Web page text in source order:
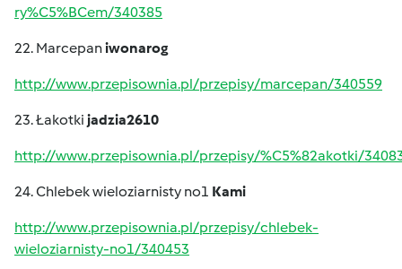
ry%C5%BCem/340385
22. Marcepaniwonarog
http://www.przepisownia.pl/przepisy/marcepan/340559
23. Łakotki jadzia2610
http://www.przepisownia.pl/przepisy/%C5%82akotki/
24. Chlebek wieloziarnisty no1 Kami
http://www.przepisownia.pl/przepisy/chlebek-
wieloziarnisty-no1/340453